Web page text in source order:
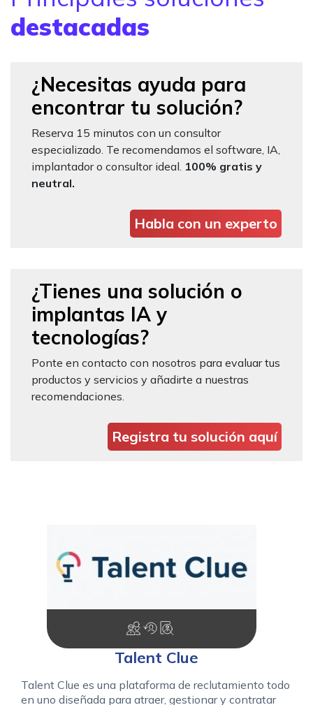
destacadas
¿Necesitas ayuda para
encontrar tu solución?
Reserva 15 minutos con un consultor
especializado. Te recomendamos el software, IA,
implantador o consultor ideal. 100% gratis y
neutral.
Habla con un experto
¿Tienes una solución o
implantas IA y
tecnologías?
Ponte en contacto con nosotros para evaluar tus
productos y servicios y añadirte a nuestras
recomendaciones.
Registra tu solución aquí
Talent Clue
Talent Clue es una plataforma de reclutamiento todo
en uno diseñada para atraer, gestionar y contratar